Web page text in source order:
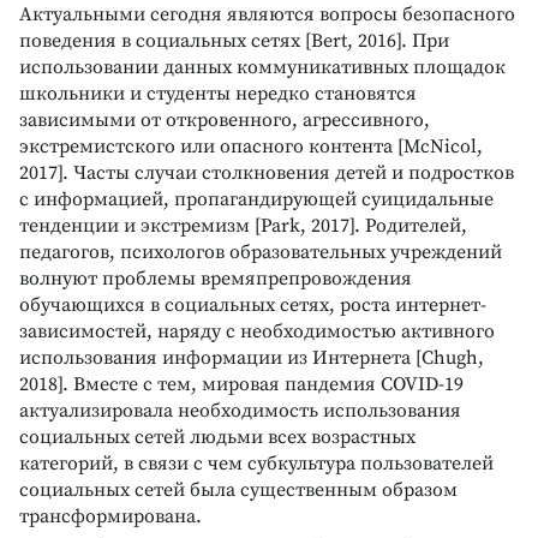
Актуальными сегодня являются вопросы безопасного
поведения в социальных сетях [Bert, 2016]. При
использовании данных коммуникативных площадок
школьники и студенты нередко становятся
зависимыми от откровенного, агрессивного,
экстремистского или опасного контента [McNicol,
2017]. Часты случаи столкновения детей и подростков
с информацией, пропагандирующей суицидальные
тенденции и экстремизм [Park, 2017]. Родителей,
педагогов, психологов образовательных учреждений
волнуют проблемы времяпрепровождения
обучающихся в социальных сетях, роста интернет-
зависимостей, наряду с необходимостью активного
использования информации из Интернета [Chugh,
2018]. Вместе с тем, мировая пандемия COVID-19
актуализировала необходимость использования
социальных сетей людьми всех возрастных
категорий, в связи с чем субкультура пользователей
социальных сетей была существенным образом
трансформирована.